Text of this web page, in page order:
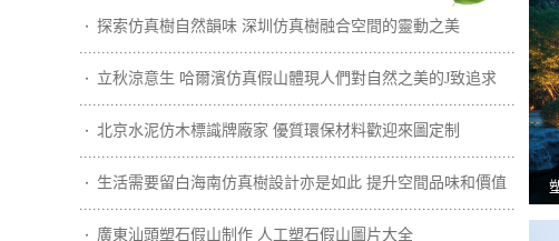
探索仿真樹自然韻味 深圳仿真樹融合空間的靈動之美
立秋涼意生 哈爾濱仿真假山體現人們對自然之美的J致追求
北京水泥仿木標識牌廠家 優質環保材料歡迎來圖定制
生活需要留白海南仿真樹設計亦是如此 提升空間品味和價值
廣東汕頭塑石假山制作 人工塑石假山圖片大全